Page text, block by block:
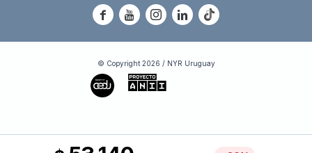
    
© Copyright 2026 / NYR Uruguay